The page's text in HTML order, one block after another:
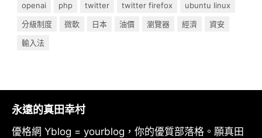
openai
php twitter twitter firefox
ubuntu linux
分級制度
微軟 日本 油價 瀏覽器 經濟
資安
輸入法
永遠的真田幸村
優格網 Yblog = yourblog，你的優質部落格。願真田